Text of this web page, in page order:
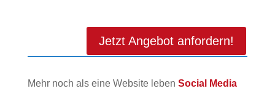
Jetzt Angebot anfordern!
Mehr noch als eine Website leben Social Media